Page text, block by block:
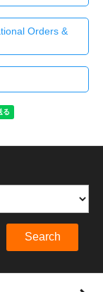
Orders &
Search